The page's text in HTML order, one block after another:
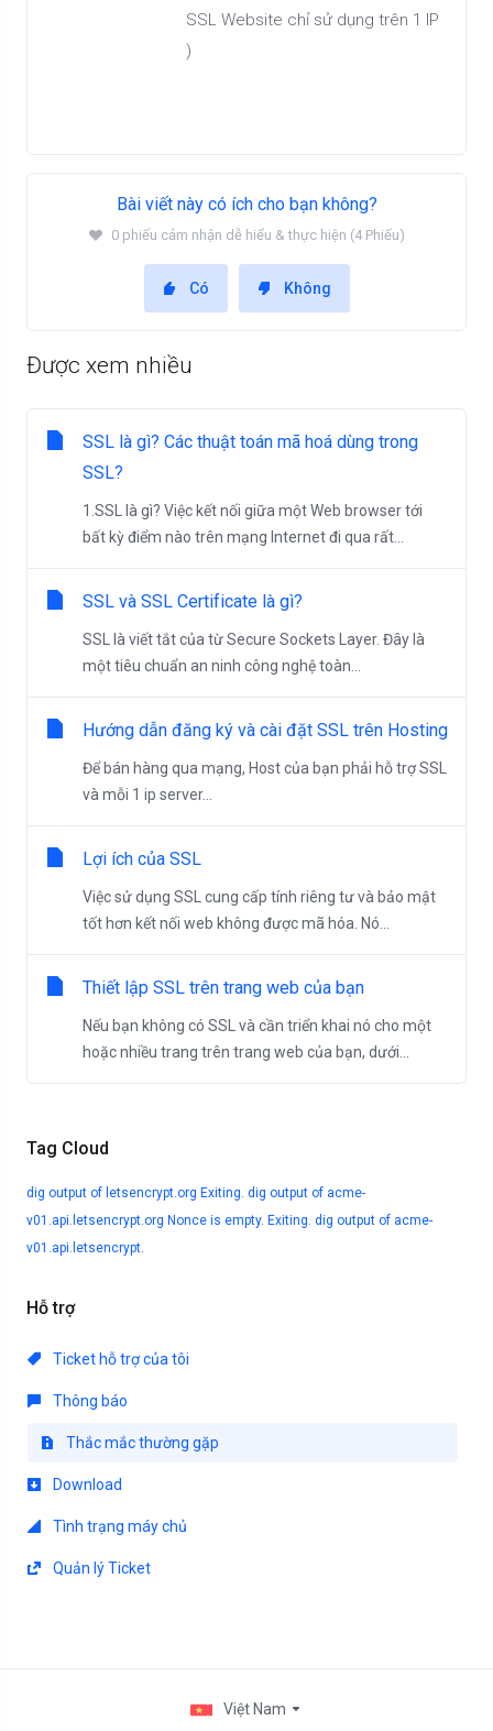
Tag Cloud
dig output of letsencrypt.org Exiting. dig output of acme-
v01.api.letsencrypt.org Nonce is empty. Exiting. dig output of acme-
v01.api.letsencrypt.
Hỗ trợ
Ticket hỗ trợ của tôi
Thông báo
Thắc mắc thường gặp
Download
Tình trạng máy chủ
Quản lý Ticket
SSL Website chỉ sử dụng trên 1 IP
)
Bài viết này có ích cho bạn không?
0 phiếu cảm nhận dễ hiểu & thực hiện (4 Phiếu)
Có Không
Được xem nhiều
SSL là gì? Các thuật toán mã hoá dùng trong
SSL?
1.SSL là gì? Việc kết nối giữa một Web browser tới
bất kỳ điểm nào trên mạng Internet đi qua rất...
SSL và SSL Certificate là gì?
SSL là viết tắt của từ Secure Sockets Layer. Đây là
một tiêu chuẩn an ninh công nghệ toàn...
Hướng dẫn đăng ký và cài đặt SSL trên Hosting
Để bán hàng qua mạng, Host của bạn phải hỗ trợ SSL
và mỗi 1 ip server...
Lợi ích của SSL
Việc sử dụng SSL cung cấp tính riêng tư và bảo mật
tốt hơn kết nối web không được mã hóa. Nó...
Thiết lập SSL trên trang web của bạn
Nếu bạn không có SSL và cần triển khai nó cho một
hoặc nhiều trang trên trang web của bạn, dưới...
Việt Nam